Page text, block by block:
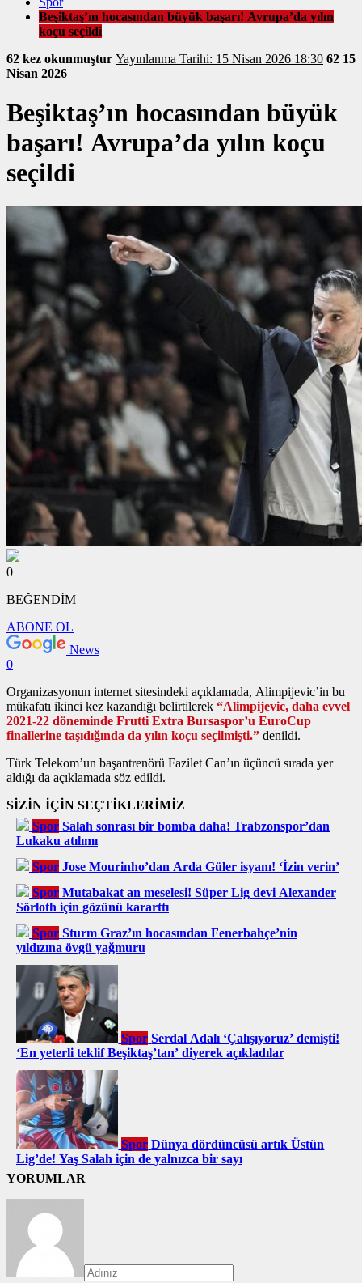
Beşiktaş’ın hocasından büyük başarı! Avrupa’da yılın
koçu seçildi
62 kez okunmuştur
Yayınlanma Tarihi: 15 Nisan 2026 18:30 62 15
Nisan 2026
Beşiktaş’ın hocasından büyük
başarı! Avrupa’da yılın koçu
seçildi
0
BEĞENDİM
ABONE OL
News
0
Organizasyonun internet sitesindeki açıklamada, Alimpijevic’in bu
mükafatı ikinci kez kazandığı belirtilerek “Alimpijevic, daha evvel
2021-22 döneminde Frutti Extra Bursaspor’u EuroCup
finallerine taşıdığında da yılın koçu seçilmişti.” denildi.
Türk Telekom’un başantrenörü Fazilet Can’ın üçüncü sırada yer
aldığı da açıklamada söz edildi.
SİZİN İÇİN SEÇTİKLERİMİZ
Spor Salah sonrası bir bomba daha! Trabzonspor’dan
Lukaku atılımı
Spor Jose Mourinho’dan Arda Güler isyanı! ‘İzin verin’
Spor Mutabakat an meselesi! Süper Lig devi Alexander
Sörloth için gözünü kararttı
Spor Sturm Graz’ın hocasından Fenerbahçe’nin
yıldızına övgü yağmuru
Spor Serdal Adalı ‘Çalışıyoruz’ demişti!
‘En yeterli teklif Beşiktaş’tan’ diyerek açıkladılar
Spor Dünya dördüncüsü artık Üstün
Lig’de! Yaş Salah için de yalnızca bir sayı
YORUMLAR